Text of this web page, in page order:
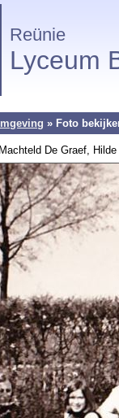
Reünie
Lyceum
» Foto
De Graef,